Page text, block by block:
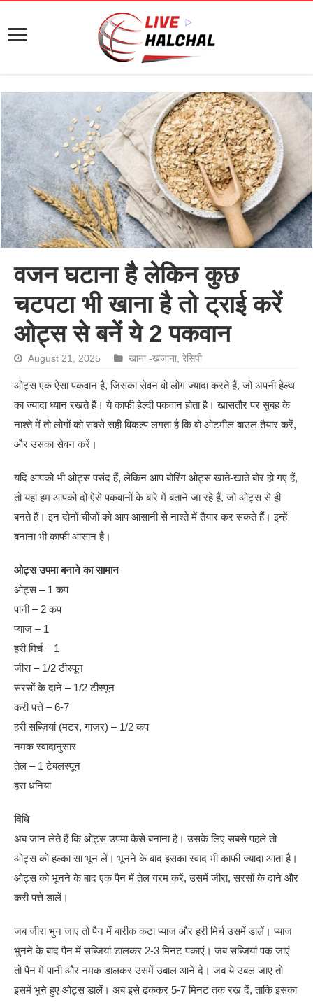
वजन घटाना है लेकिन कुछ
चटपटा भी खाना है तो ट्राई करें
ओट्स से बनें ये 2 पकवान
August 21, 2025 खाना -खजाना ,रेसिपी
ओट्स एक ऐसा पकवान है, जिसका सेवन वो लोग ज्यादा करते हैं, जो अपनी हेल्थ
का ज्यादा ध्यान रखते हैं। ये काफी हेल्दी पकवान होता है। खासतौर पर सुबह के
नाश्ते में तो लोगों को सबसे सही विकल्प लगता है कि वो ओटमील बाउल तैयार करें,
और उसका सेवन करें।
यदि आपको भी ओट्स पसंद हैं, लेकिन आप बोरिंग ओट्स खाते-खाते बोर हो गए हैं,
तो यहां हम आपको दो ऐसे पकवानों के बारे में बताने जा रहे हैं, जो ओट्स से ही
बनते हैं। इन दोनों चीजों को आप आसानी से नाश्ते में तैयार कर सकते हैं। इन्हें
बनाना भी काफी आसान है।
ओट्स उपमा बनाने का सामान
ओट्स – 1 कप
पानी – 2 कप
प्याज – 1
हरी मिर्च – 1
जीरा – 1/2 टीस्पून
सरसों के दाने – 1/2 टीस्पून
करी पत्ते – 6-7
हरी सब्ज़ियां (मटर, गाजर) – 1/2 कप
नमक स्वादानुसार
तेल – 1 टेबलस्पून
हरा धनिया
विधि
अब जान लेते हैं कि ओट्स उपमा कैसे बनाना है। उसके लिए सबसे पहले तो
ओट्स को हल्का सा भून लें। भूनने के बाद इसका स्वाद भी काफी ज्यादा आता है।
ओट्स को भूनने के बाद एक पैन में तेल गरम करें, उसमें जीरा, सरसों के दाने और
करी पत्ते डालें।
जब जीरा भुन जाए तो पैन में बारीक कटा प्याज और हरी मिर्च उसमें डालें। प्याज
भुनने के बाद पैन में सब्जियां डालकर 2-3 मिनट पकाएं। जब सब्जियां पक जाएं
तो पैन में पानी और नमक डालकर उसमें उबाल आने दे। जब ये उबल जाए तो
इसमें भुने हुए ओट्स डालें। अब इसे ढककर 5-7 मिनट तक रख दें, ताकि इसका